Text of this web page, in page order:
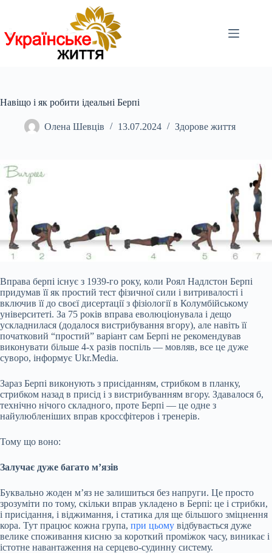
Навіщо і як робити ідеальні Берпі
Олена Шевців 13.07.2024 Здорове життя
Вправа берпі існує з 1939-го року, коли Роял Надлстон Берпі
придумав її як простий тест фізичної сили і витривалості і
включив її до своєї дисертації з фізіології в Колумбійському
університеті. За 75 років вправа еволюціонувала і дещо
ускладнилася (додалося вистрибування вгору), але навіть її
початковий “простий” варіант сам Берпі не рекомендував
виконувати більше 4-х разів поспіль — мовляв, все це дуже
суворо, інформує Ukr.Media.
Зараз Берпі виконують з присіданням, стрибком в планку,
стрибком назад в присід і з вистрибуванням вгору. Здавалося б,
технічно нічого складного, проте Берпі — це одне з
найулюбленіших вправ кроссфітеров і тренерів.
Тому що воно:
Залучає дуже багато м’язів
Буквально жоден м’яз не залишиться без напруги. Це просто
зрозуміти по тому, скільки вправ укладено в Берпі: це і стрибки,
і присідання, і віджимання, і статика для ще більшого зміцнення
кора. Тут працює кожна група, при цьому відбувається дуже
велике споживання кисню за короткий проміжок часу, виникає і
істотне навантаження на серцево-судинну систему.